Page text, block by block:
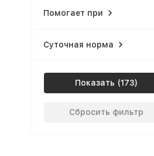
Здоровый сон
суставов
Здоровье щитовидной
железы
веса
Помогает при
Суточная норма
Показать
Сбросить фильтр